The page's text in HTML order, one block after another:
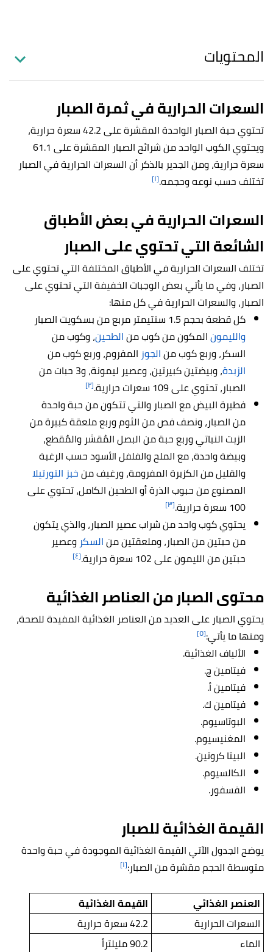
المحتويات
السعرات الحرارية في ثمرة الصبار
تحتوي حبة الصبار الواحدة المقشرة على 42.2 سعرة حرارية،
ويحتوي الكوب الواحد من شرائح الصبار المقشرة على 61.1
سعرة حرارية، ومن الجدير بالذكر أن السعرات الحرارية في الصبار
تختلف حسب نوعه وحجمه.[١]
السعرات الحرارية في بعض الأطباق
الشائعة التي تحتوي على الصبار
تختلف السعرات الحرارية في الأطباق المختلفة التي تحتوي على
الصبار، وفي ما يأتي بعض الوجبات الخفيفة التي تحتوي على
الصبار، والسعرات الحرارية في كل منها:
كل قطعة بحجم 1.5 سنتيمتر مربع من بسكويت الصبار
والليمونالمكون من كوب منالطحين، وكوب من
السكر، وربع كوب منالجوز المفروم، وربع كوب من
الزبدة
، وبيضتين كبيرتين، وعصير ليمونة، و3 حبات من
الصبار، تحتوي على 109 سعرات حرارية.
[٢]
فطيرة البيض مع الصبار والتي تتكون من حبة واحدة
من الصبار، ونصف فص من الثوم وربع ملعقة كبيرة من
الزيت النباتي وربع حبة من البصل المُقشر والمٌقطع،
وبيضة واحدة، مع الملح والفلفل الأسود حسب الرغبة
والقليل من الكزبرة المفرومة، ورغيف منخبز التورتيلا
المصنوع من حبوب الذرة أو الطحين الكامل، تحتوي على
100 سعرة حرارية.
[٣]
يحتوي كوب واحد من شراب عصير الصبار، والذي يتكون
من حبتين من الصبار، وملعقتين منالسكر وعصير
حبتين من الليمون على 102 سعرة حرارية.
[٤]
محتوى الصبار من العناصر الغذائية
يحتوي الصبار على العديد من العناصر الغذائية المفيدة للصحة،
ومنها ما يأتي:[٥]
الألياف الغذائية.
فيتامين ج.
فيتامين أ.
فيتامين ك.
البوتاسيوم.
المغنيسيوم.
البيتا كروتين.
الكالسيوم.
الفسفور.
القيمة الغذائية للصبار
يوضح الجدول الآتي القيمة الغذائية الموجودة في حبة واحدة
متوسطة الحجم مقشرة من الصبار:[١]
العنصر الغذائي
القيمة الغذائية
السعرات الحرارية
42.2 سعرة حرارية
الماء
90.2 مليلتراً